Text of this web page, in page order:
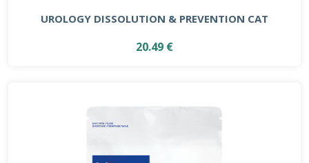
UROLOGY DISSOLUTION & PREVENTION CAT
20.49 €